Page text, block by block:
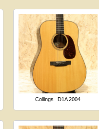
Collings D1A 2004